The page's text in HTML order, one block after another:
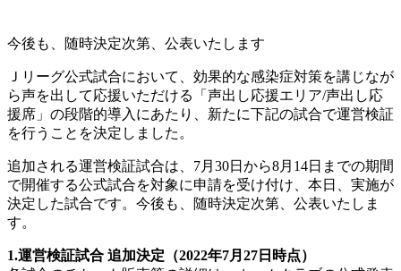
今後も、随時決定次第、公表いたします
Ｊリーグ公式試合において、効果的な感染症対策を講じなが
ら声を出して応援いただける「声出し応援エリア/声出し応
援席」の段階的導入にあたり、新たに下記の試合で運営検証
を行うことを決定しました。
追加される運営検証試合は、7月30日から8月14日までの期間
で開催する公式試合を対象に申請を受け付け、本日、実施が
決定した試合です。今後も、随時決定次第、公表いたしま
す。
1.運営検証試合 追加決定（2022年7月27日時点）